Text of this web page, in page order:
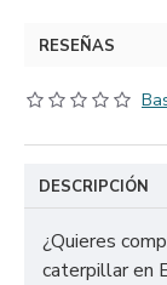
RESEÑAS
DESCRIPCIÓN
¿Quieres
caterpillar en